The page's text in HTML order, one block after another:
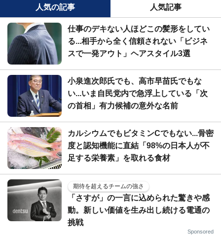
人気の記事 人気記事
仕事のデキない人ほどこの髪形をしてい
る...相手から全く信頼されない「ビジネ
スで一発アウト」ヘアスタイル3選
小泉進次郎氏でも、高市早苗氏でもな
い...いま自民党内で急浮上している「次
の首相」有力候補の意外な名前
カルシウムでもビタミンCでもない...骨密
度と認知機能に直結「98%の日本人が不
足する栄養素」を取れる食材
期待を超えるチームの強さ
「さすが」の一言に込められた驚きや感
動。新しい価値を生み出し続ける電通の
挑戦
Sponsored